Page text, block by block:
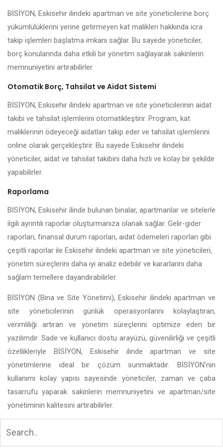
BİSİYON, Eskisehir ilindeki apartman ve site yöneticilerine borç
yükümlülüklerini yerine getirmeyen kat malikleri hakkında icra
takip işlemleri başlatma imkanı sağlar. Bu sayede yöneticiler,
borç konularında daha etkili bir yönetim sağlayarak sakinlerin
memnuniyetini artırabilirler.
Otomatik Borç, Tahsilat ve Aidat Sistemi
BİSİYON, Eskisehir ilindeki apartman ve site yöneticilerinin aidat
takibi ve tahsilat işlemlerini otomatikleştirir. Program, kat
maliklerinin ödeyeceği aidatları takip eder ve tahsilat işlemlerini
online olarak gerçekleştirir. Bu sayede Eskisehir ilindeki
yöneticiler, aidat ve tahsilat takibini daha hızlı ve kolay bir şekilde
yapabilirler.
Raporlama
BİSİYON, Eskisehir ilinde bulunan binalar, apartmanlar ve sitelerle
ilgili ayrıntılı raporlar oluşturmanıza olanak sağlar. Gelir-gider
raporları, finansal durum raporları, aidat ödemeleri raporları gibi
çeşitli raporlar ile Eskisehir ilindeki apartman ve site yöneticileri,
yönetim süreçlerini daha iyi analiz edebilir ve kararlarını daha
sağlam temellere dayandırabilirler.
BİSİYON (Bina ve Site Yönetimi), Eskisehir ilindeki apartman ve
site yöneticilerinin günlük operasyonlarını kolaylaştıran,
verimliliği artıran ve yönetim süreçlerini optimize eden bir
yazılımdır. Sade ve kullanıcı dostu arayüzü, güvenilirliği ve çeşitli
özellikleriyle BİSİYON, Eskisehir ilinde apartman ve site
yönetimlerine ideal bir çözüm sunmaktadır. BİSİYON'nin
kullanımı kolay yapısı sayesinde yöneticiler, zaman ve çaba
tasarrufu yaparak sakinlerin memnuniyetini ve apartman/site
yönetiminin kalitesini artırabilirler.